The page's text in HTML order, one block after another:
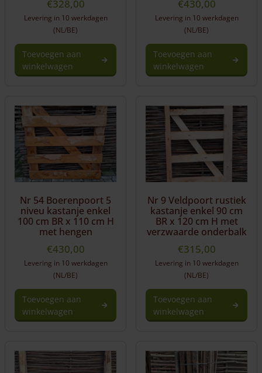
€328,00
Levering in 10 werkdagen
(NL/BE)
Toevoegen aan
winkelwagen
€430,00
Levering in 10 werkdagen
(NL/BE)
Toevoegen aan
winkelwagen
Nr 54 Boerenpoort 5
niveu kastanje enkel
100 cm BR x 110 cm H
met hengen
€430,00
Levering in 10 werkdagen
(NL/BE)
Toevoegen aan
winkelwagen
Nr 9 Veldpoort rustiek
kastanje enkel 90 cm
BR x 120 cm H met
verzwaarde onderbalk
€315,00
Levering in 10 werkdagen
(NL/BE)
Toevoegen aan
winkelwagen